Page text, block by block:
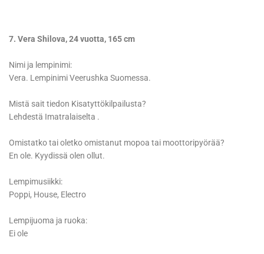
7. Vera Shilova, 24 vuotta, 165 cm
Nimi ja lempinimi:
Vera. Lempinimi Veerushka Suomessa.
Mistä sait tiedon Kisatyttökilpailusta?
Lehdestä Imatralaiselta .
Omistatko tai oletko omistanut mopoa tai moottoripyörää?
En ole. Kyydissä olen ollut.
Lempimusiikki:
Poppi, House, Electro
Lempijuoma ja ruoka:
Ei ole